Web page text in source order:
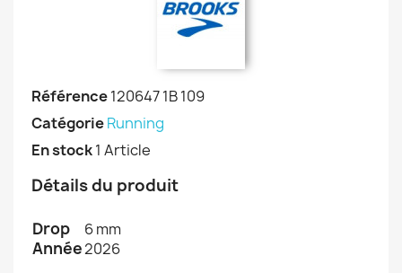
Référence120647 1B 109
CatégorieRunning
En stock1 Article
Détails du produit
Drop 6 mm
Année2026